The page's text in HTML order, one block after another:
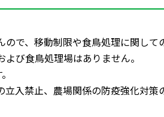
で、移動制限や食鳥処理に関し
び食鳥処理場はありません。
入禁止、農場関係の防疫強化対策